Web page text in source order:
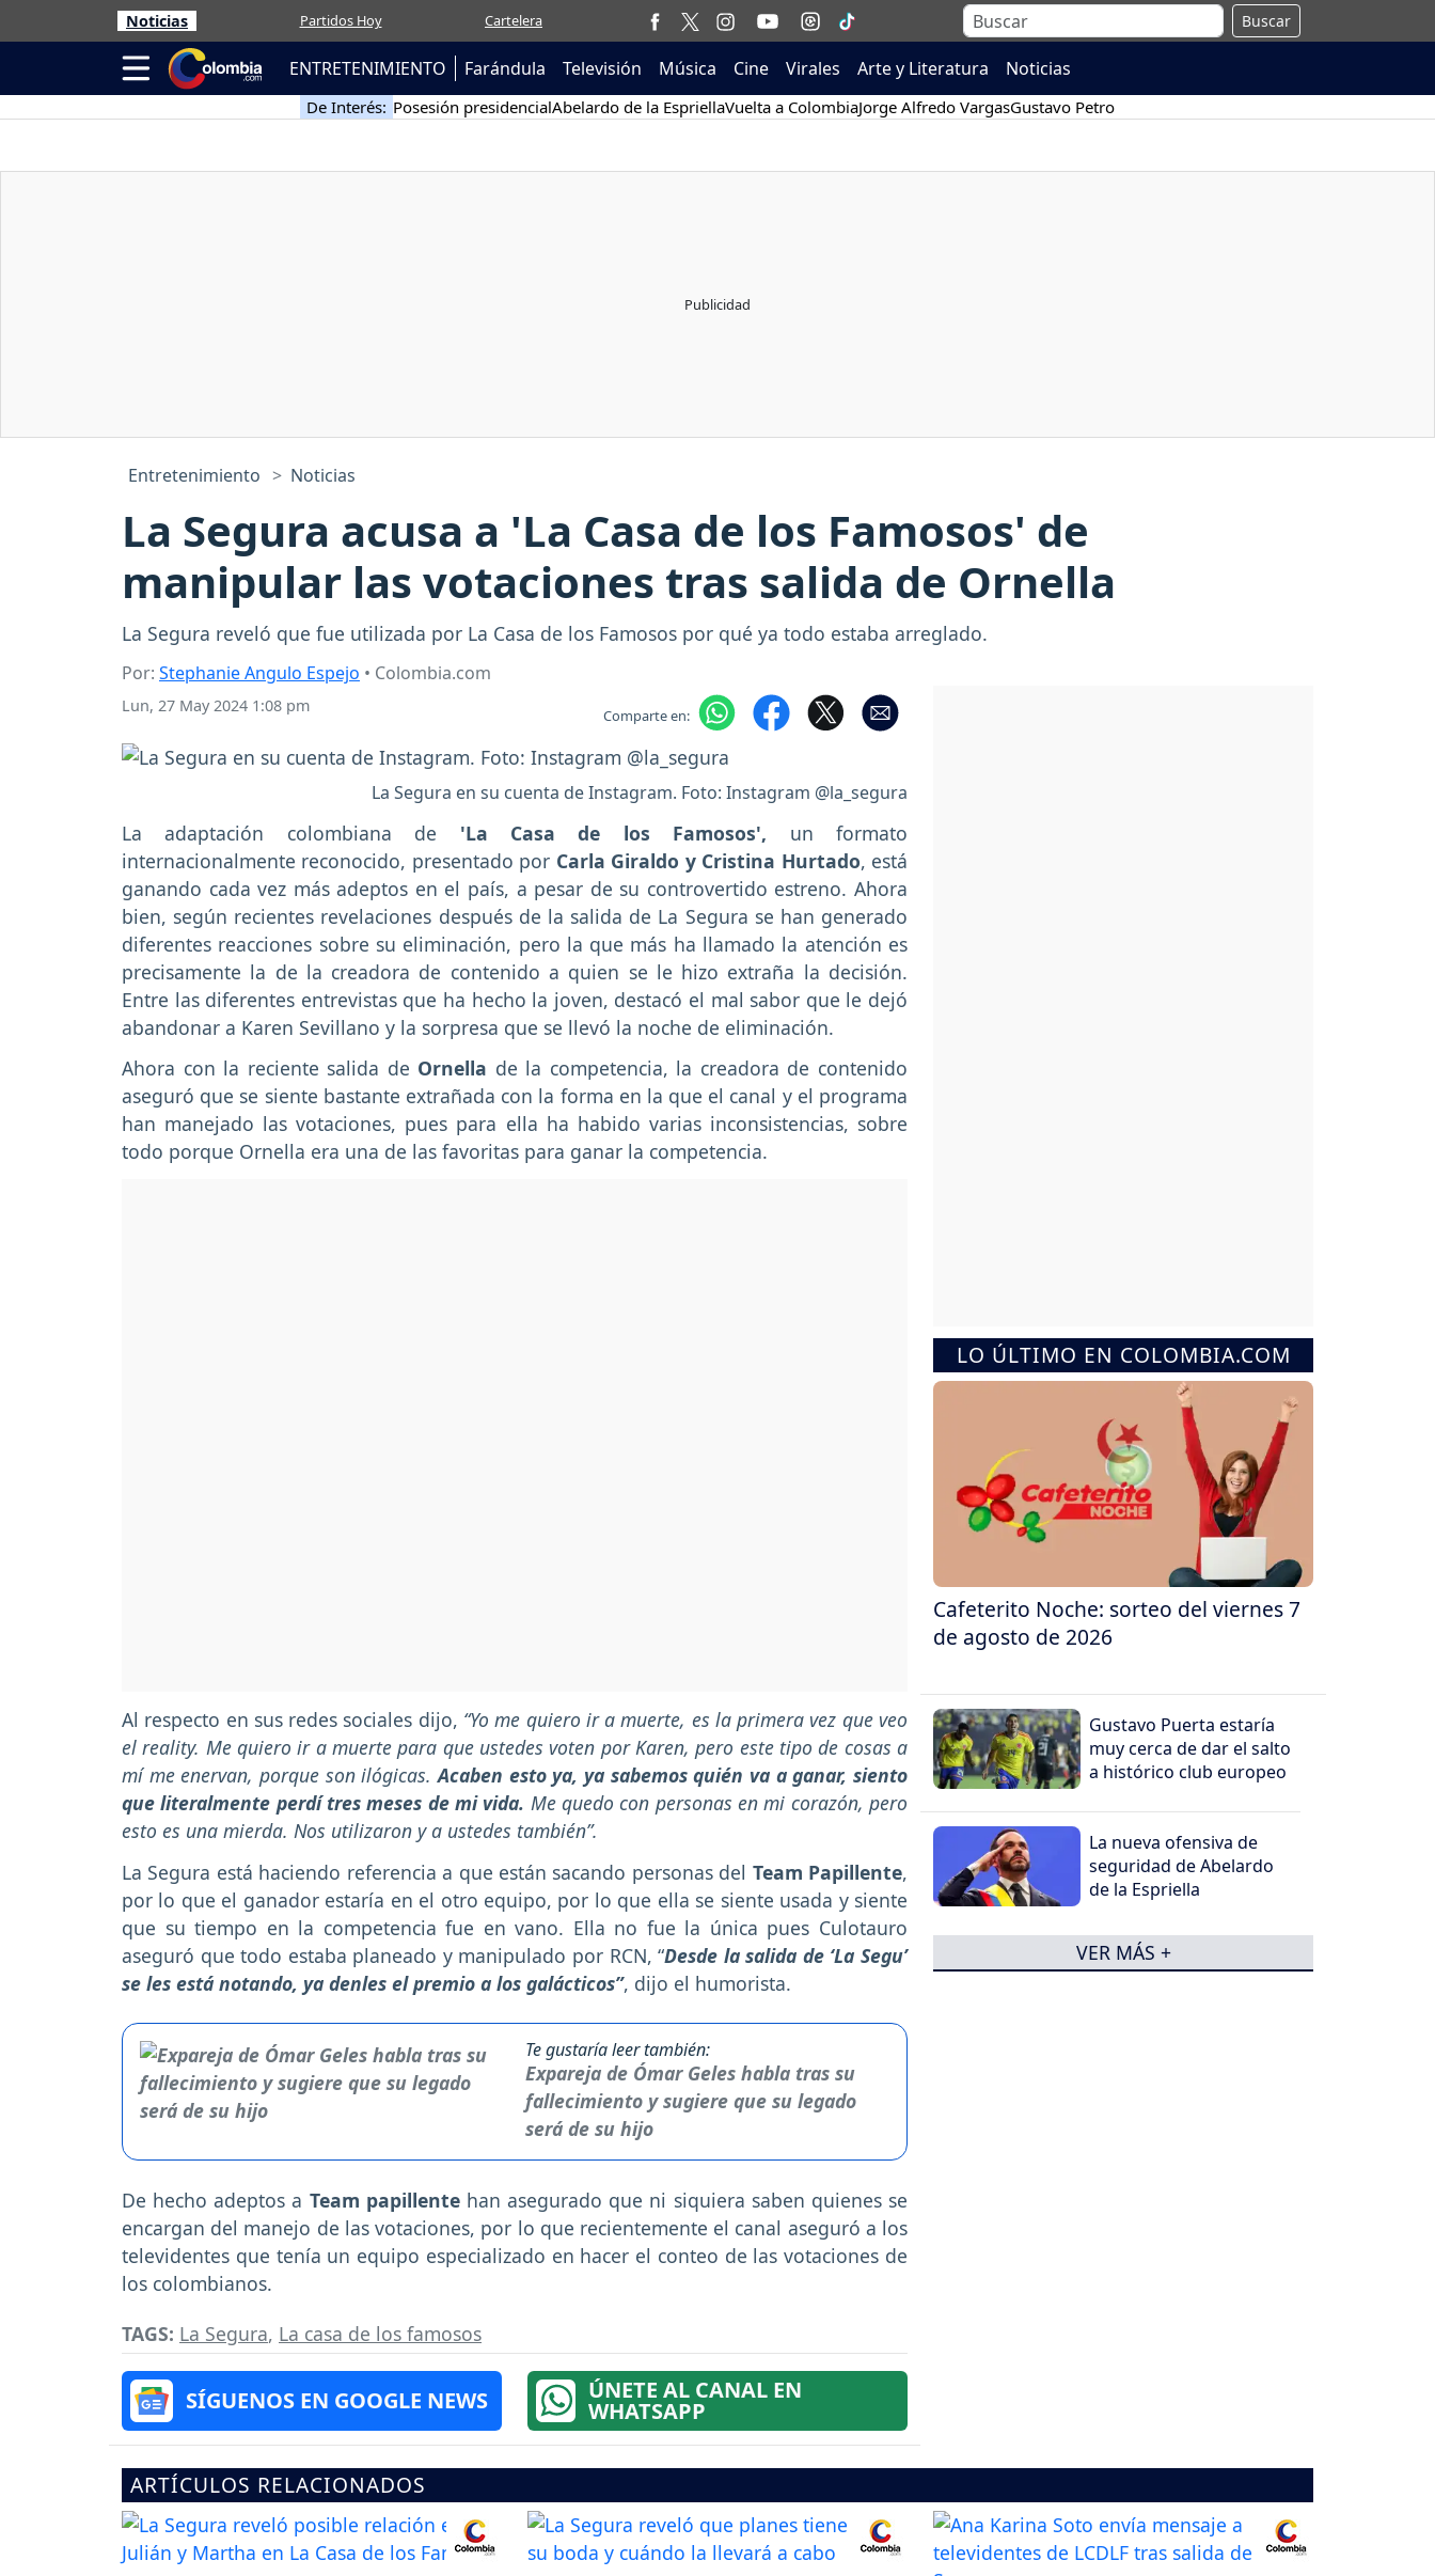
Noticias Partidos Hoy Cartelera Buscar
ENTRETENIMIENTO Farándula Televisión Música Cine Virales Arte y Literatura Noticias
De Interés: Posesión presidencialAbelardo de la EspriellaVuelta a ColombiaJorge Alfredo VargasGustavo Petro
Entretenimiento Noticias
La Segura acusa a 'La Casa de los Famosos' de
manipular las votaciones tras salida de Ornella
La Segura reveló que fue utilizada por La Casa de los Famosos por qué ya todo estaba arreglado.
Por: Stephanie Angulo Espejo • Colombia.com
Lun, 27 May 2024 1:08 pm Comparte en:
La Segura en su cuenta de Instagram. Foto: Instagram @la_segura
La adaptación colombiana de 'La Casa de los Famosos', un formato
internacionalmente reconocido, presentado por Carla Giraldo y Cristina Hurtado, está
ganando cada vez más adeptos en el país, a pesar de su controvertido estreno. Ahora
bien, según recientes revelaciones después de la salida de La Segura se han generado
diferentes reacciones sobre su eliminación, pero la que más ha llamado la atención es
precisamente la de la creadora de contenido a quien se le hizo extraña la decisión.
Entre las diferentes entrevistas que ha hecho la joven, destacó el mal sabor que le dejó
abandonar a Karen Sevillano y la sorpresa que se llevó la noche de eliminación.
Ahora con la reciente salida de Ornella de la competencia, la creadora de contenido
aseguró que se siente bastante extrañada con la forma en la que el canal y el programa
han manejado las votaciones, pues para ella ha habido varias inconsistencias, sobre
todo porque Ornella era una de las favoritas para ganar la competencia.
Al respecto en sus redes sociales dijo, “Yo me quiero ir a muerte, es la primera vez que veo
el reality. Me quiero ir a muerte para que ustedes voten por Karen, pero este tipo de cosas a
mí me enervan, porque son ilógicas.Acaben esto ya, ya sabemos quién va a ganar, siento
que literalmente perdí tres meses de mi vida. Me quedo con personas en mi corazón, pero
esto es una mierda. Nos utilizaron y a ustedes también”.
La Segura está haciendo referencia a que están sacando personas del Team Papillente,
por lo que el ganador estaría en el otro equipo, por lo que ella se siente usada y siente
que su tiempo en la competencia fue en vano. Ella no fue la única pues Culotauro
aseguró que todo estaba planeado y manipulado por RCN, “Desde la salida de ‘La Segu’
se les está notando, ya denles el premio a los galácticos”, dijo el humorista.
Te gustaría leer también:
Expareja de Ómar Geles habla tras su
fallecimiento y sugiere que su legado
será de su hijo
De hecho adeptos a Team papillente han asegurado que ni siquiera saben quienes se
encargan del manejo de las votaciones, por lo que recientemente el canal aseguró a los
televidentes que tenía un equipo especializado en hacer el conteo de las votaciones de
los colombianos.
TAGS: La Segura, La casa de los famosos
SÍGUENOS EN GOOGLE NEWS ÚNETE AL CANAL EN
WHATSAPP
LO ÚLTIMO EN COLOMBIA.COM
Cafeterito Noche: sorteo del viernes 7
de agosto de 2026
Gustavo Puerta estaría
muy cerca de dar el salto
a histórico club europeo
La nueva ofensiva de
seguridad de Abelardo
de la Espriella
VER MÁS +
ARTÍCULOS RELACIONADOS